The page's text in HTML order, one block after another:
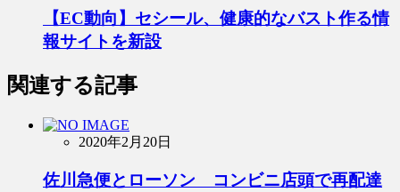
【EC動向】セシール、健康的なバスト作る情
報サイトを新設
関連する記事
2020年2月20日
佐川急便とローソン コンビニ店頭で再配達